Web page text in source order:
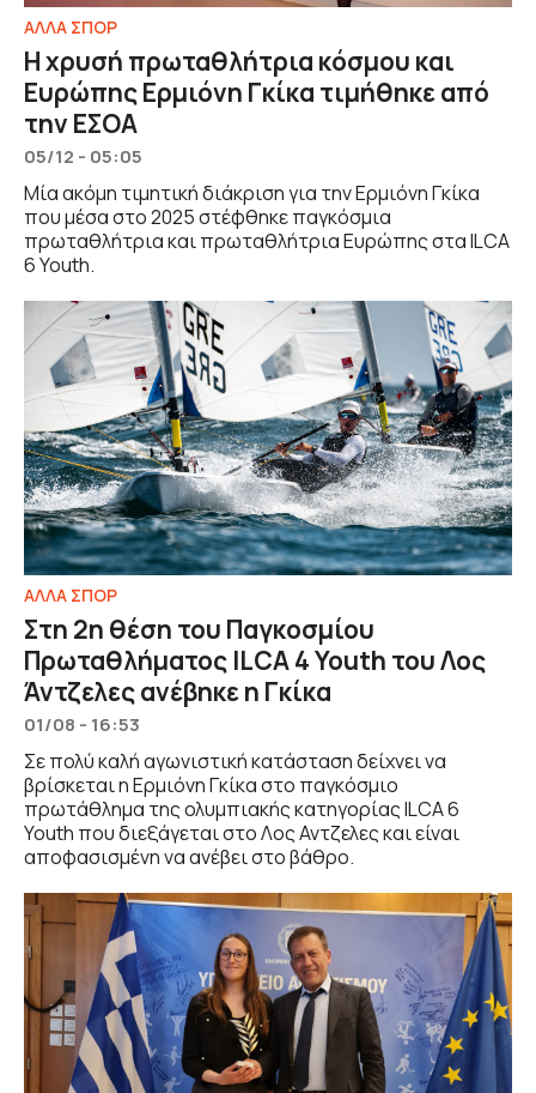
ΑΛΛΑ ΣΠΟΡ
Η χρυσή πρωταθλήτρια κόσμου και
Ευρώπης Ερμιόνη Γκίκα τιμήθηκε από
την ΕΣΟΑ
05/12 - 05:05
Μία ακόμη τιμητική διάκριση για την Ερμιόνη Γκίκα
που μέσα στο 2025 στέφθηκε παγκόσμια
πρωταθλήτρια και πρωταθλήτρια Ευρώπης στα ILCA
6 Youth.
ΑΛΛΑ ΣΠΟΡ
Στη 2η θέση του Παγκοσμίου
Πρωταθλήματος ILCA 4 Youth του Λος
Άντζελες ανέβηκε η Γκίκα
01/08 - 16:53
Σε πολύ καλή αγωνιστική κατάσταση δείχνει να
βρίσκεται η Ερμιόνη Γκίκα στο παγκόσμιο
πρωτάθλημα της ολυμπιακής κατηγορίας ILCA 6
Youth που διεξάγεται στο Λος Αντζελες και είναι
αποφασισμένη να ανέβει στο βάθρο.